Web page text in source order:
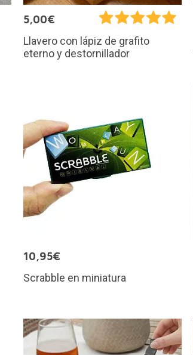
5,00€
Llavero con lápiz de grafito
eterno y destornillador
10,95€
Scrabble en miniatura